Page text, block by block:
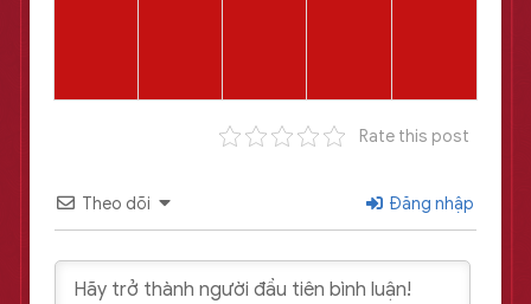
Rate this post
Theo dõi Đăng nhập